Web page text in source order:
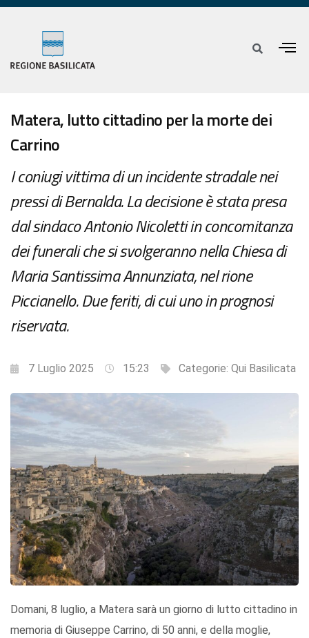
Matera, lutto cittadino per la morte dei
Carrino
I coniugi vittima di un incidente stradale nei
pressi di Bernalda. La decisione è stata presa
dal sindaco Antonio Nicoletti in concomitanza
dei funerali che si svolgeranno nella Chiesa di
Maria Santissima Annunziata, nel rione
Piccianello. Due feriti, di cui uno in prognosi
riservata.
7 Luglio 2025 15:23 Categorie: Qui Basilicata
Domani, 8 luglio, a Matera sarà un giorno di lutto cittadino in
memoria di Giuseppe Carrino, di 50 anni, e della moglie,